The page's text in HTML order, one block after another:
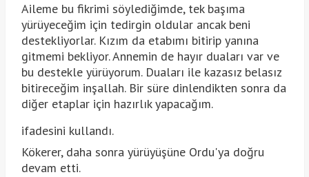
Aileme bu fikrimi söylediğimde, tek başıma
yürüyeceğim için tedirgin oldular ancak beni
destekliyorlar. Kızım da etabımı bitirip yanına
gitmemi bekliyor. Annemin de hayır duaları var ve
bu destekle yürüyorum. Duaları ile kazasız belasız
bitireceğim inşallah. Bir süre dinlendikten sonra da
diğer etaplar için hazırlık yapacağım.
ifadesini kullandı.
Kökerer, daha sonra yürüyüşüne Ordu'ya doğru
devam etti.